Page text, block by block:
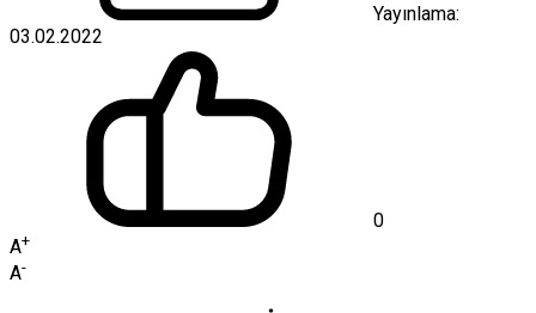
Yayınlama:
03.02.2022
0
A+
A-